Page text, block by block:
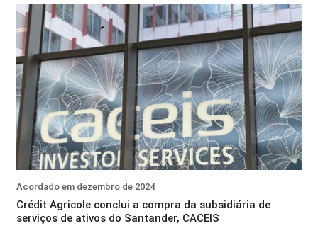
Acordado em dezembro de 2024
Crédit Agricole conclui a compra da subsidiária de
serviços de ativos do Santander, CACEIS